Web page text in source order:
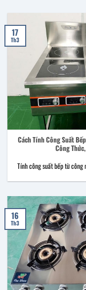
Cách Tính Công Suất
Công
Tính công suất bếp từ
17
Th3
16
Th3